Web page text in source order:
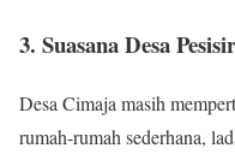
3. Suasana Desa
Desa Cimaja masih
rumah-rumah sederhana,